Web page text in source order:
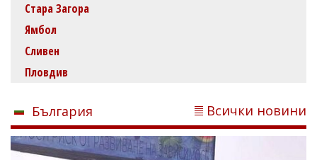
Стара Загора
Ямбол
Сливен
Пловдив
България Всички новини